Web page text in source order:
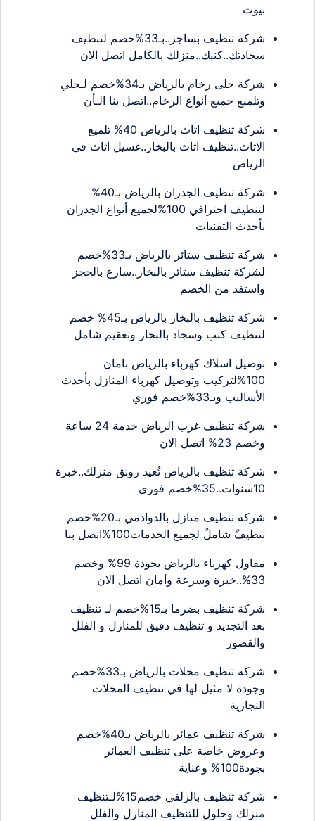
بيوت
شركة تنظيف بساجر..بـ33%خصم لتنظيف
سجادتك..كنبك..منزلك بالكامل اتصل الان
شركة جلى رخام بالرياض بـ34%خصم لـجلي
وتلميع جميع أنواع الرخام..اتصل بنا الـأن
شركة تنظيف اثاث بالرياض 40% تلميع
الاثاث..تنظيف اثاث بالبخار..غسيل اثاث في
الرياض
شركة تنظيف الجدران بالرياض بـ40%
لتنظيف احترافي 100%لجميع أنواع الجدران
بأحدث التقنيات
شركة تنظيف ستائر بالرياض بـ33%خصم
لشركة تنظيف ستائر بالبخار..سارع بالحجز
واستفد من الخصم
شركة تنظيف بالبخار بالرياض بـ45% خصم
لتنظيف كنب وسجاد بالبخار وتعقيم شامل
توصيل اسلاك كهرباء بالرياض بامان
100%لتركيب وتوصيل كهرباء المنازل بأحدث
الأساليب وبـ33%خصم فوري
شركة تنظيف غرب الرياض خدمة 24 ساعة
وخصم 23% اتصل الان
شركة تنظيف بالرياض تُعيد رونق منزلك..خبرة
10سنوات..35%خصم فوري
شركة تنظيف منازل بالدوادمي بـ20%خصم
تنظيفٌ شاملٌ لجميع الخدمات100%اتصل بنا
مقاول كهرباء بالرياض بجودة 99% وخصم
33%..خبرة وسرعة وأمان اتصل الان
شركة تنظيف بضرما بـ15%خصم لـ تنظيف
بعد التجديد و تنظيف دقيق للمنازل و الفلل
والقصور
شركة تنظيف محلات بالرياض بـ33%خصم
وجودة لا مثيل لها في تنظيف المحلات
التجارية
شركة تنظيف عمائر بالرياض بـ40%خصم
وعروض خاصة على تنظيف العمائر
بجودة100% وعناية
شركة تنظيف بالزلفي خصم15%لـتنظيف
منزلك وحلول للتنظيف المنازل والفلل